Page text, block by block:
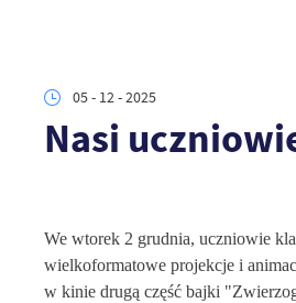
05 - 12 - 2025
Nasi
We wtorek 2 grudnia, uczniowie
wielkoformatowe projekcje i
w kinie drugą część bajki